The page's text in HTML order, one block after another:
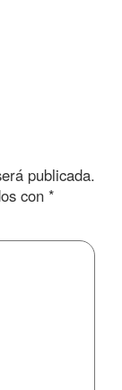
publicada.
con *